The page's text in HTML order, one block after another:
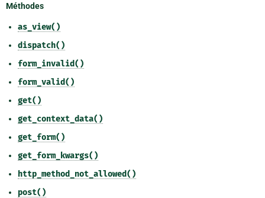
Méthodes
as_view()
dispatch()
form_invalid()
form_valid()
get()
get_context_data()
get_form()
get_form_kwargs()
http_method_not_allowed()
post()